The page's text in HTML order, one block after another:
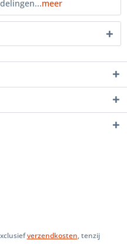
meer
verzendkosten, tenzij